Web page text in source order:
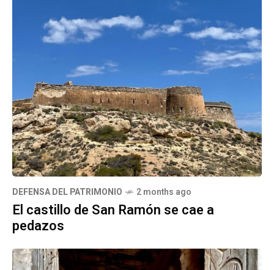
DEFENSA DEL PATRIMONIO 2 months ago
El castillo de San Ramón se cae a
pedazos